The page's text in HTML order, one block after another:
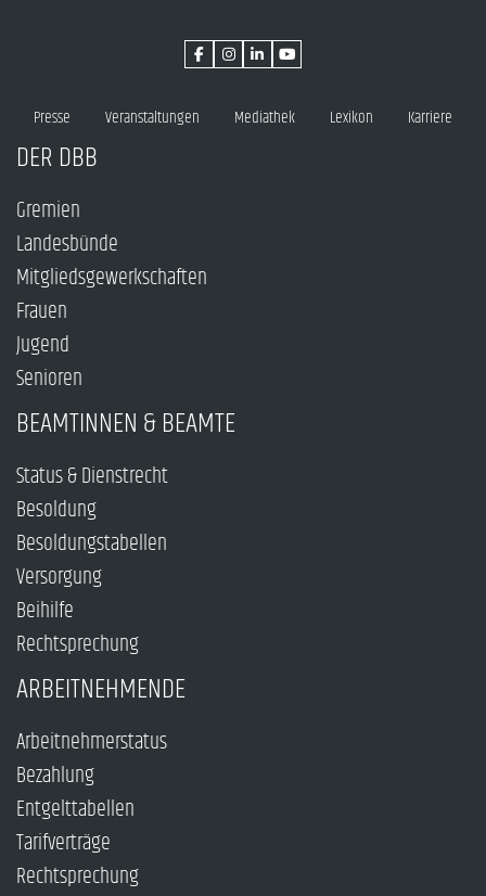
Presse Veranstaltungen Mediathek Lexikon Karriere
DER DBB
Gremien
Landesbünde
Mitgliedsgewerkschaften
Frauen
Jugend
Senioren
BEAMTINNEN & BEAMTE
Status & Dienstrecht
Besoldung
Besoldungstabellen
Versorgung
Beihilfe
Rechtsprechung
ARBEITNEHMENDE
Arbeitnehmerstatus
Bezahlung
Entgelttabellen
Tarifverträge
Rechtsprechung